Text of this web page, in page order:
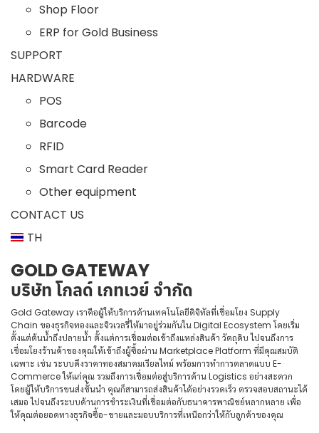
Shop Floor
ERP for Gold Business
SUPPORT
HARDWARE
POS
Barcode
RFID
Smart Card Reader
Other equipment
CONTACT US
TH
GOLD GATEWAY
บริษัท โกลด์ เกทเวย์ จำกัด
Gold Gateway เราคือผู้ให้บริการด้านเทคโนโลยีดิจิทัลที่เชื่อมโยง Supply
Chain ของธุรกิจทองและจิวเวลรี่ให้มาอยู่ร่วมกันใน Digital Ecosystem โดยเริ่ม
ตั้งแต่ต้นน้ำถึงปลายน้ำ ตั้งแต่การเชื่อมต่อเข้าถึงแหล่งสินค้า วัตถุดิบ ไปจนถึงการ
เชื่อมโยงร้านค้าของคุณให้เข้าถึงผู้ซื้อผ่าน Marketplace Platform ที่มีคุณสมบัติ
เฉพาะ เช่น ระบบดึงราคาทองสมาคมเรียลไทม์ พร้อมการทำการตลาดแบบ E-
Commerce ให้แก่คุณ รวมถึงการเชื่อมต่อสู่บริการด้าน Logistics อย่างสะดวก
โดยผู้ให้บริการขนส่งชั้นนำ คุณก็สามารถส่งสินค้าได้อย่างรวดเร็ว ตรวจสอบสถานะได้
เสมอ ไปจนถึงระบบด้านการชำระเงินที่เชื่อมต่อกับธนาคารพาณิชย์หลากหลาย เพื่อ
ให้คุณต่อยอดทางธุรกิจซื้อ-ขายและมอบบริการที่เหนือกว่าให้กับลูกค้าของคุณ